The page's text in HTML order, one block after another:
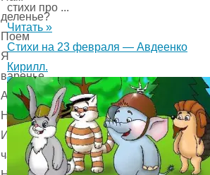
деленье?
Поем
Я
варенье,
А
Насте
И
части
стихи про ...
Читать »
Стихи на 23 февраля — Авдеенко
Кирилл.